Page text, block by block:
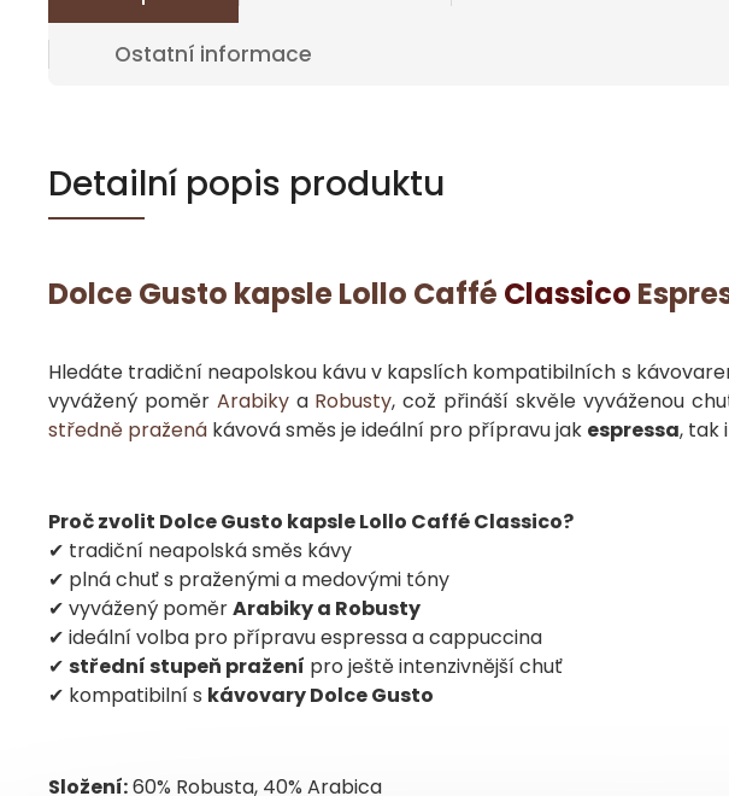
Ostatní informace
Detailní popis produktu
Dolce Gusto kapsleLollo Caffé Classico
Hledáte tradiční neapolskou kávu v kapslích kompatibilních s
vyvážený poměr Arabikya Robusty, což přináší skvěle vyváženou
středně pražená kávová směs je ideální pro přípravu jak espressa, tak i
Proč zvolit Dolce Gusto kapsle Lollo Caffé Classico?
✔ tradiční neapolská směs kávy
✔ plná chuť s praženými a medovými tóny
✔ vyvážený poměrArabiky a Robusty
✔ ideální volba pro přípravu espressa a cappuccina
✔ střední stupeň pražení pro ještě intenzivnější chuť
✔ kompatibilní s kávovary Dolce Gusto
Složení:60% Robusta, 40% Arabica